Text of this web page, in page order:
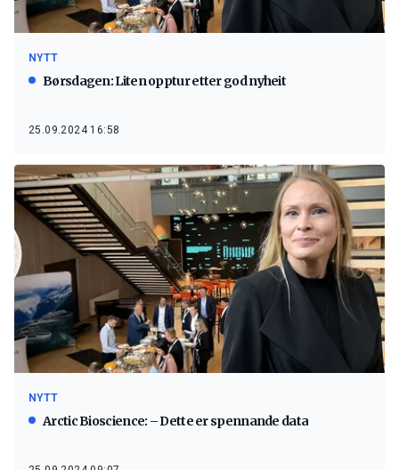
NYTT
Børsdagen: Liten opptur etter god nyheit
25.09.2024 16:58
NYTT
Arctic Bioscience: – Dette er spennande data